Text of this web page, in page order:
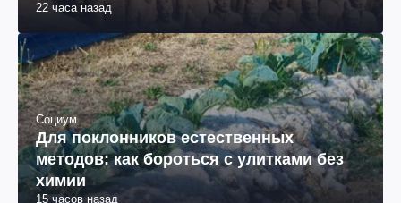
22 часа назад
Социум
Для поклонников естественных
методов: как бороться с улитками без
химии
15 часов назад